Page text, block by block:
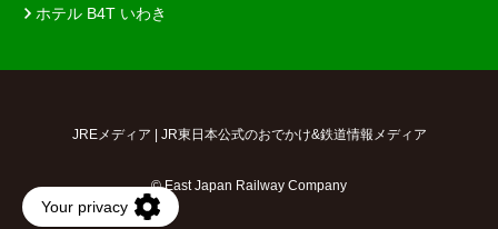
ホテル B4T いわき
JREメディア | JR東日本公式のおでかけ&鉄道情報メディア
© East Japan Railway Company